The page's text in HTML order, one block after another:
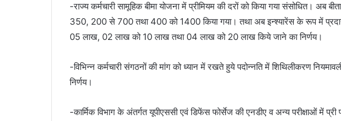
-राज्य कर्मचारी सामूहिक बीमा योजना में प्रीमियम की दरों को किया गया संसोधित। अब
350, 200 से 700 तथा 400 को 1400 किया गया। तथा अब इन्श्यारेंस के रूप में
05 लाख, 02 लाख को 10 लाख तथा 04 लाख को 20 लाख किये जाने का निर्णय।
-विभिन्न कर्मचारी संगठनों की मांग को ध्यान में रखते हुये पदोन्नति में शिथिलीकरण
निर्णय।
-कार्मिक विभाग के अंतर्गत यूपीएससी एवं डिफेंस फोर्सेज की एनडीए व अन्य परीक्षाओं में प्री